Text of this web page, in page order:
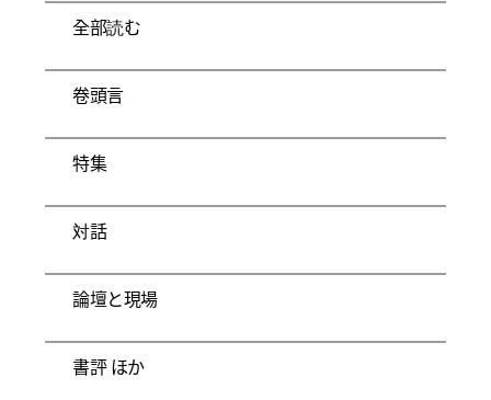
全部読む
卷頭言
特集
対話
論壇と現場
書評 ほか